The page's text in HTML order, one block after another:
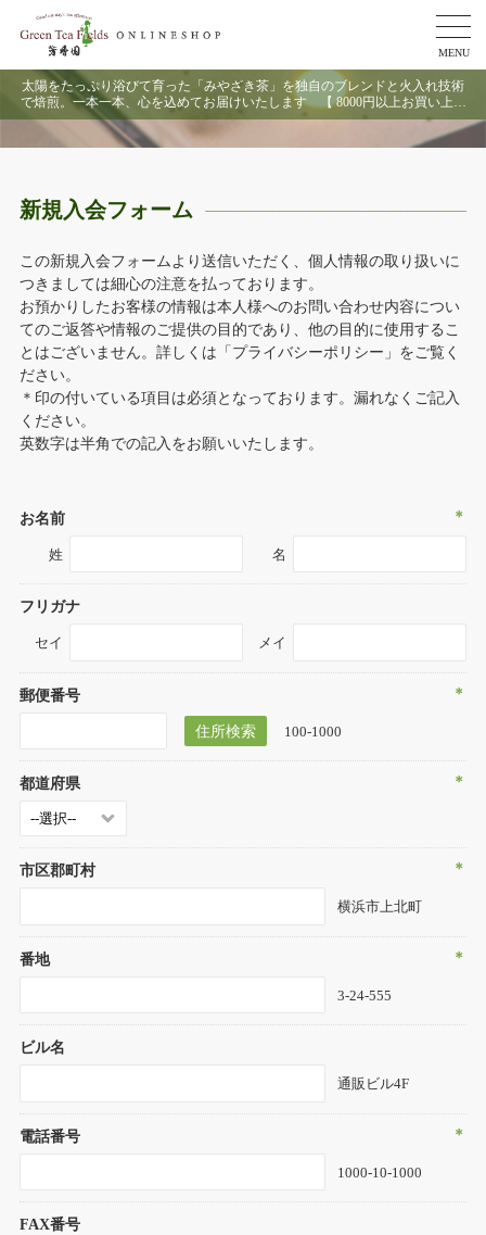
MENU
太陽をたっぷり浴びて育った「みやざき茶」を独自のブレンドと火入れ技術
で焙煎。一本一本、心を込めてお届けいたします 【 8000円以上お買い上げ
で送料無料 】
新規入会フォーム
この新規入会フォームより送信いただく、個人情報の取り扱いに
つきましては細心の注意を払っております。
お預かりしたお客様の情報は本人様へのお問い合わせ内容につい
てのご返答や情報のご提供の目的であり、他の目的に使用するこ
とはございません。詳しくは「プライバシーポリシー」をご覧く
ださい。
＊印の付いている項目は必須となっております。漏れなくご記入
ください。
英数字は半角での記入をお願いいたします。
＊
お名前
姓 名
フリガナ
セイ メイ
＊
郵便番号
100-1000
＊
都道府県
＊
市区郡町村
横浜市上北町
＊
番地
3-24-555
ビル名
通販ビル4F
＊
電話番号
1000-10-1000
FAX番号